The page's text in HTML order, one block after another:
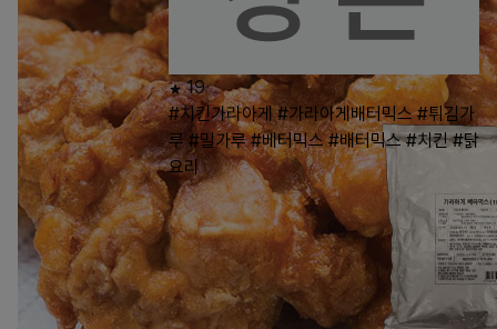
19
#치킨가라아게 #가라아게배터믹스 #튀김가
루 #밀가루 #베터믹스 #배터믹스 #치킨 #닭
요리